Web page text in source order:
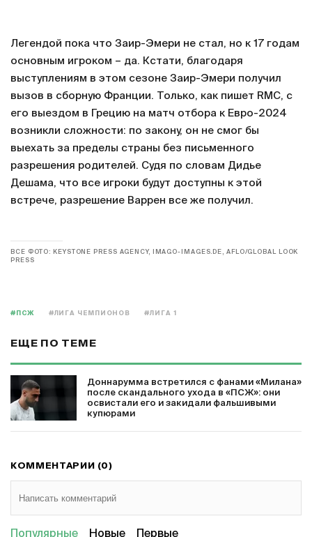
Легендой пока что Заир-Эмери не стал, но к 17 годам
основным игроком – да. Кстати, благодаря
выступлениям в этом сезоне Заир-Эмери получил
вызов в сборную Франции. Только, как пишет RMC, с
его выездом в Грецию на матч отбора к Евро-2024
возникли сложности: по закону, он не смог бы
выехать за пределы страны без письменного
разрешения родителей. Судя по словам Дидье
Дешама, что все игроки будут доступны к этой
встрече, разрешение Варрен все же получил.
ВСЕ ФОТО: KEYSTONE PRESS AGENCY, IMAGO-IMAGES.DE, AFLO/GLOBAL LOOK
PRESS
#ПСЖ #ЛИГА ЧЕМПИОНОВ #ЛИГА 1
ЕЩЕ ПО ТЕМЕ
Доннарумма встретился с фанами «Милана»
после скандального ухода в «ПСЖ»: они
освистали его и закидали фальшивыми
купюрами
КОММЕНТАРИИ (0)
Популярные Новые Первые